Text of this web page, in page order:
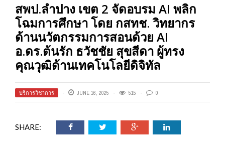
สพป.ลำปาง เขต 2 จัดอบรม AI พลิก
โฉมการศึกษา โดย กสทช. วิทยากร
ด้านนวัตกรรมการสอนด้วย AI
อ.ดร.ต้นรัก ธวัชชัย สุขสีดา ผู้ทรง
คุณวุฒิด้านเทคโนโลยีดิจิทัล
บริการวิชาการ JUNE 16, 2025 515 0
SHARE: